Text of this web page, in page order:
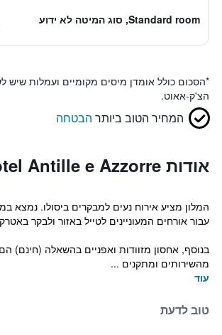
Standard room, סוג המיטה לא ידוע
*הסכום כולל אומדן מיסים מקומיים ועמלות שיש
הצ'ק-אאוט.
המחיר הטוב ביותר הבטחה
אודות Hotel Antille e Azzorre
המלון מציע אירוח נעים למבקרים ביסולו. נמצא
עבור אורחים המעוניינים לטייל באזור ולבקר
בנוסף, אחסון מזוודות ואפניים בהשאלה (חינם)
מהשירותים ומתקנים ...
עוד
טוב לדעת